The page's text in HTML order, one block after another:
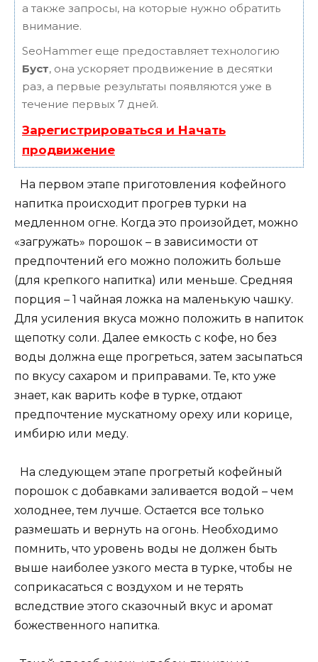
а также запросы, на которые нужно обратить
внимание.
SeoHammer еще предоставляет технологию
Буст, она ускоряет продвижение в десятки
раз, а первые результаты появляются уже в
течение первых 7 дней.
Зарегистрироваться и Начать
продвижение
На первом этапе приготовления кофейного
напитка происходит прогрев турки на
медленном огне. Когда это произойдет, можно
«загружать» порошок – в зависимости от
предпочтений его можно положить больше
(для крепкого напитка) или меньше. Средняя
порция – 1 чайная ложка на маленькую чашку.
Для усиления вкуса можно положить в напиток
щепотку соли. Далее емкость с кофе, но без
воды должна еще прогреться, затем засыпаться
по вкусу сахаром и приправами. Те, кто уже
знает, как варить кофе в турке, отдают
предпочтение мускатному ореху или корице,
имбирю или меду.
На следующем этапе прогретый кофейный
порошок с добавками заливается водой – чем
холоднее, тем лучше. Остается все только
размешать и вернуть на огонь. Необходимо
помнить, что уровень воды не должен быть
выше наиболее узкого места в турке, чтобы не
соприкасаться с воздухом и не терять
вследствие этого сказочный вкус и аромат
божественного напитка.